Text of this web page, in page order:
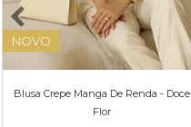
NOVO
Blusa Crepe Manga De Renda - Doce
Flor